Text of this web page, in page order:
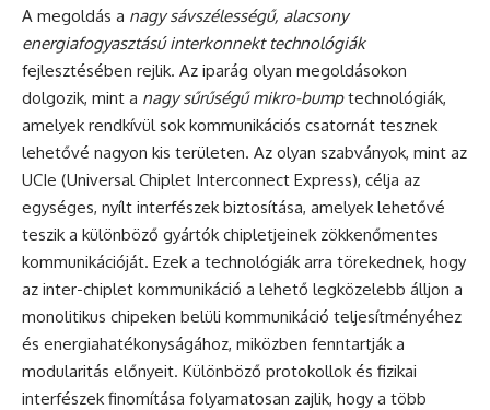
A megoldás a nagy sávszélességű, alacsony
energiafogyasztású interkonnekt technológiák
fejlesztésében rejlik. Az iparág olyan megoldásokon
dolgozik, mint a nagy sűrűségű mikro-bumptechnológiák,
amelyek rendkívül sok kommunikációs csatornát tesznek
lehetővé nagyon kis területen. Az olyan szabványok, mint az
UCIe (Universal Chiplet Interconnect Express), célja az
egységes, nyílt interfészek biztosítása, amelyek lehetővé
teszik a különböző gyártók chipletjeinek zökkenőmentes
kommunikációját. Ezek a technológiák arra törekednek, hogy
az inter-chiplet kommunikáció a lehető legközelebb álljon a
monolitikus chipeken belüli kommunikáció teljesítményéhez
és energiahatékonyságához, miközben fenntartják a
modularitás előnyeit. Különböző protokollok és fizikai
interfészek finomítása folyamatosan zajlik, hogy a több